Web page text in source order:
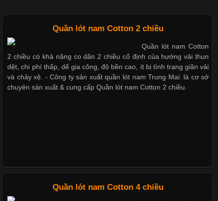
Chất Liệu Lycra Có Gì Đặc Biệt Trong Ngành Thời Trang?
Cập nhật 2026-05-27 17:03:46
Vải Lycra Là Gì? Chất Liệu Co Giãn Được Ưa Chuộng Trong
Chất Liệu Bamboo Xu Hướng Mới Trong Ngành Thời Trang
Thị hiều quần lót nam bơi lội nam và nữ 2017
Mẫu quần lót nam giá rẻ sốt hè 2017
Quần lót nam Cotton 2 chiều
Quần lót nam Cotton
2 chiều có khả năng co dãn 2 chiều cố định của hướng vải thun
dệt, chi phí thấp, dể gia công, độ bền cao, ít bị tình trạng giãn vải
và chảy xệ. - Công ty sản xuất quần lót nam Trung Mai: là cơ sở
chuyên sản xuất & cung cấp Quần lót nam Cotton 2 chiều.
Quần lót nam Cotton 4 chiều